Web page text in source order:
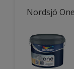
Nordsjö